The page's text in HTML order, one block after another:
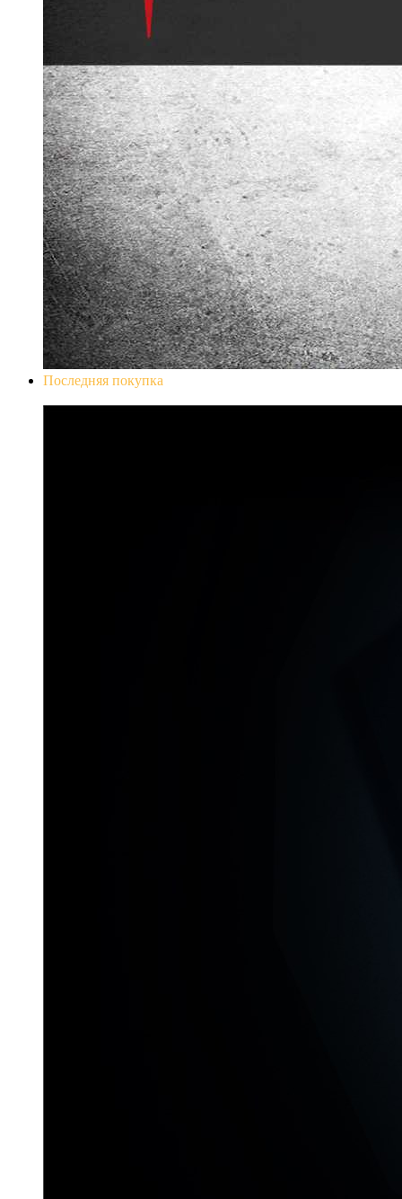
Последняя покупка